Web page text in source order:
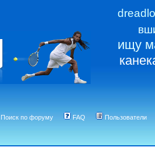
ищу
Поиск по форуму FAQ Пользователи